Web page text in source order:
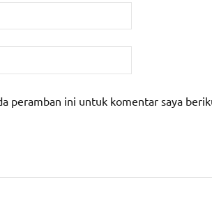
peramban ini untuk komentar saya